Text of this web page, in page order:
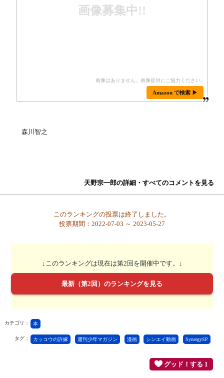
画像募集中!!
Amazon で検索 ▶
森川智之
天野宗一郎の詳細・すべてのコメントを見る
このランキングの投票は終了しました。
投票期間：2022-07-03 ～ 2023-05-27
↓このランキングは現在は第2回を開催中です。↓
最新（第2回）のランキングを見る
カテゴリ： 本
タグ： カッコウの許嫁 週刊少年マガジン 漫画 シンエイ動画 SynergySP
グッド！する 1